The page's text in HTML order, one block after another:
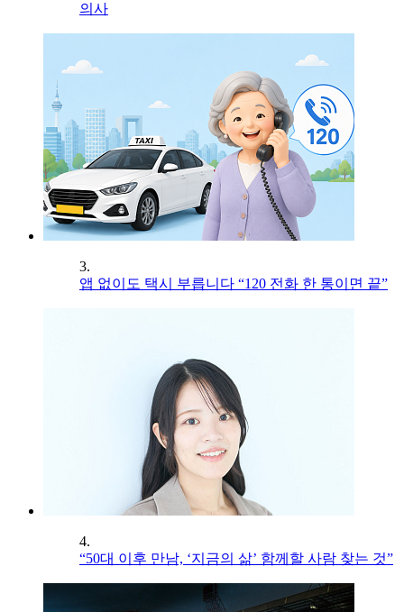
의사
3.
앱 없이도 택시 부릅니다 “120 전화 한 통이면 끝”
4.
“50대 이후 만남, ‘지금의 삶’ 함께할 사람 찾는 것”